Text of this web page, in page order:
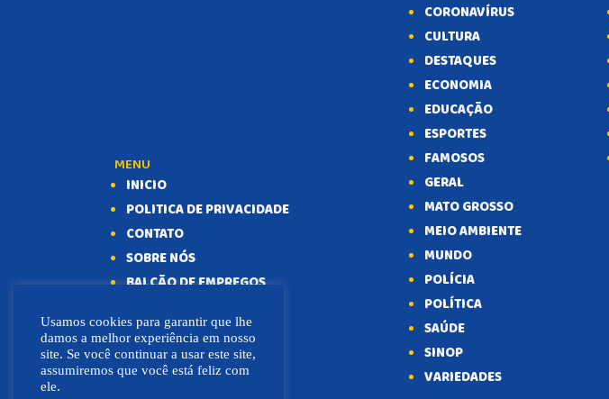
MENU
INICIO
POLITICA DE PRIVACIDADE
CONTATO
SOBRE NÓS
BALCÃO DE EMPREGOS
CORONAVÍRUS
CULTURA
DESTAQUES
ECONOMIA
EDUCAÇÃO
ESPORTES
FAMOSOS
GERAL
MATO GROSSO
MEIO AMBIENTE
MUNDO
POLÍCIA
POLÍTICA
SAÚDE
SINOP
VARIEDADES
Usamos cookies para garantir que lhe
damos a melhor experiência em nosso
site. Se você continuar a usar este site,
assumiremos que você está feliz com
ele.